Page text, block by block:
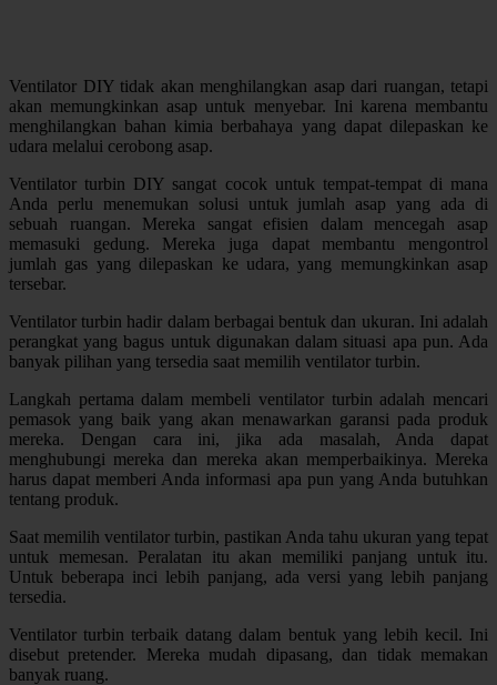
Ventilator DIY tidak akan menghilangkan asap dari ruangan, tetapi
akan memungkinkan asap untuk menyebar. Ini karena membantu
menghilangkan bahan kimia berbahaya yang dapat dilepaskan ke
udara melalui cerobong asap.
Ventilator turbin DIY sangat cocok untuk tempat-tempat di mana
Anda perlu menemukan solusi untuk jumlah asap yang ada di
sebuah ruangan. Mereka sangat efisien dalam mencegah asap
memasuki gedung. Mereka juga dapat membantu mengontrol
jumlah gas yang dilepaskan ke udara, yang memungkinkan asap
tersebar.
Ventilator turbin hadir dalam berbagai bentuk dan ukuran. Ini adalah
perangkat yang bagus untuk digunakan dalam situasi apa pun. Ada
banyak pilihan yang tersedia saat memilih ventilator turbin.
Langkah pertama dalam membeli ventilator turbin adalah mencari
pemasok yang baik yang akan menawarkan garansi pada produk
mereka. Dengan cara ini, jika ada masalah, Anda dapat
menghubungi mereka dan mereka akan memperbaikinya. Mereka
harus dapat memberi Anda informasi apa pun yang Anda butuhkan
tentang produk.
Saat memilih ventilator turbin, pastikan Anda tahu ukuran yang tepat
untuk memesan. Peralatan itu akan memiliki panjang untuk itu.
Untuk beberapa inci lebih panjang, ada versi yang lebih panjang
tersedia.
Ventilator turbin terbaik datang dalam bentuk yang lebih kecil. Ini
disebut pretender. Mereka mudah dipasang, dan tidak memakan
banyak ruang.